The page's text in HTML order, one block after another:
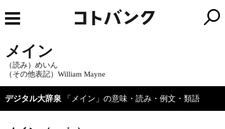
メイン
（読み）めいん
（その他表記）William Mayne
デジタル大辞泉 「メイン」の意味・読み・例文・類語